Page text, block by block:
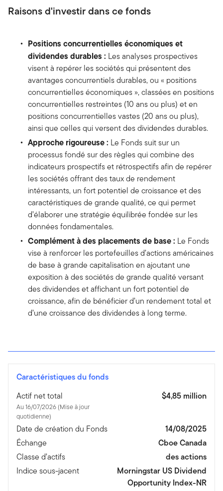
Raisons d'investir dans ce fonds
Positions concurrentielles économiques et
dividendes durables : Les analyses prospectives
visent à repérer les sociétés qui présentent des
avantages concurrentiels durables, ou « positions
concurrentielles économiques », classées en positions
concurrentielles restreintes (10 ans ou plus) et en
positions concurrentielles vastes (20 ans ou plus),
ainsi que celles qui versent des dividendes durables.
Approche rigoureuse : Le Fonds suit sur un
processus fondé sur des règles qui combine des
indicateurs prospectifs et rétrospectifs afin de repérer
les sociétés offrant des taux de rendement
intéressants, un fort potentiel de croissance et des
caractéristiques de grande qualité, ce qui permet
d’élaborer une stratégie équilibrée fondée sur les
données fondamentales.
Complément à des placements de base : Le Fonds
vise à renforcer les portefeuilles d’actions américaines
de base à grande capitalisation en ajoutant une
exposition à des sociétés de grande qualité versant
des dividendes et affichant un fort potentiel de
croissance, afin de bénéficier d’un rendement total et
d’une croissance des dividendes à long terme.
Caractéristiques du fonds
Actif net total
Au 16/07/2026 (Mise à jour
quotidienne)
$4,85 million
Date de création du Fonds
14/08/2025
Échange
Cboe Canada
Classe d’actifs
des actions
Indice sous-jacent
Morningstar US Dividend
Opportunity Index-NR